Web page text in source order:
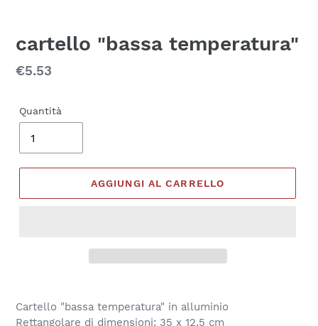
cartello "bassa temperatura"
Prezzo
listino
€5.53
Quantità
AGGIUNGI AL CARRELLO
del
prodotto
Cartello "bassa temperatura" in alluminio
Rettangolare di dimensioni: 35 x 12,5 cm